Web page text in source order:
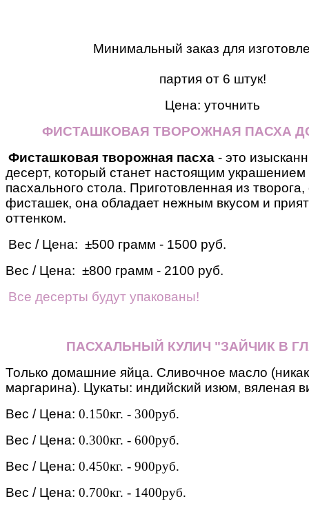
Минимальный заказ для
партия от 6 штук!
Цена: уточнить
ФИСТАШКОВАЯ ТВОРОЖНАЯ ПАСХА
Фисташковая творожная пасха - это
десерт, который станет настоящим
пасхального стола. Приготовленная из
фисташек, она обладает нежным вкусом и
оттенком.
Вес / Цена: ±500 грамм - 1500 руб.
Вес / Цена: ±800 грамм - 2100 руб.
Все десерты будут упакованы!
ПАСХАЛЬНЫЙ КУЛИЧ "ЗАЙЧИК В
Только домашние яйца. Сливочное масло
маргарина). Цукаты: индийский изюм, вяленая
Вес / Цена: 0.150кг. - 300руб.
Вес / Цена: 0.300кг. - 600руб.
Вес / Цена: 0.450кг. - 900руб.
Вес / Цена: 0.700кг. - 1400руб.